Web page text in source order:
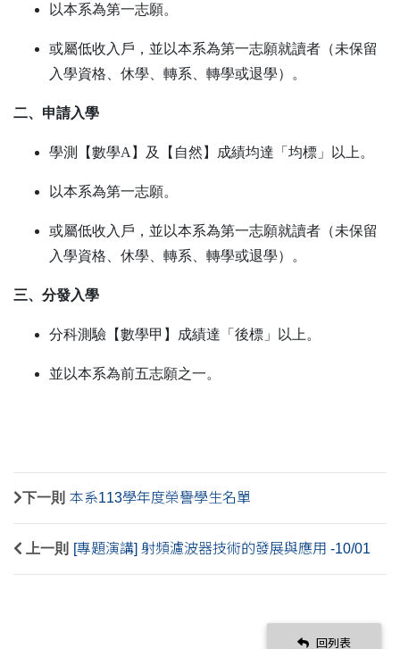
以本系為第一志願。
或屬低收入戶，並以本系為第一志願就讀者（未保留
入學資格、休學、轉系、轉學或退學）。
二、申請入學
學測【數學A】及【自然】成績均達「均標」以上。
以本系為第一志願。
或屬低收入戶，並以本系為第一志願就讀者（未保留
入學資格、休學、轉系、轉學或退學）。
三、分發入學
分科測驗【數學甲】成績達「後標」以上。
並以本系為前五志願之一。
下一則 本系113學年度榮譽學生名單
上一則 [專題演講] 射頻濾波器技術的發展與應用 -10/01
回列表